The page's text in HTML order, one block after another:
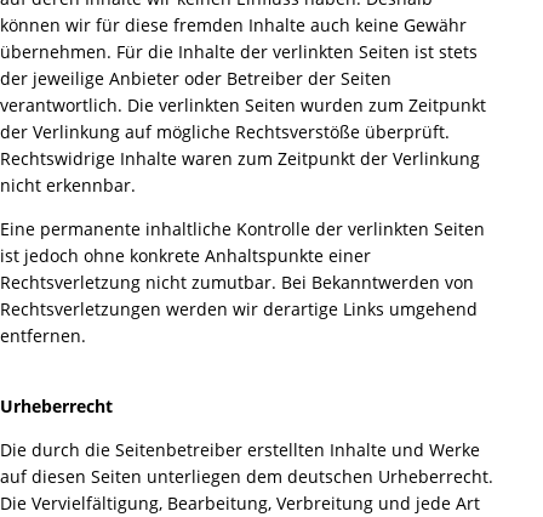
können wir für diese fremden Inhalte auch keine Gewähr
übernehmen. Für die Inhalte der verlinkten Seiten ist stets
der jeweilige Anbieter oder Betreiber der Seiten
verantwortlich. Die verlinkten Seiten wurden zum Zeitpunkt
der Verlinkung auf mögliche Rechtsverstöße überprüft.
Rechtswidrige Inhalte waren zum Zeitpunkt der Verlinkung
nicht erkennbar.
Eine permanente inhaltliche Kontrolle der verlinkten Seiten
ist jedoch ohne konkrete Anhaltspunkte einer
Rechtsverletzung nicht zumutbar. Bei Bekanntwerden von
Rechtsverletzungen werden wir derartige Links umgehend
entfernen.
Urheberrecht
Die durch die Seitenbetreiber erstellten Inhalte und Werke
auf diesen Seiten unterliegen dem deutschen Urheberrecht.
Die Vervielfältigung, Bearbeitung, Verbreitung und jede Art